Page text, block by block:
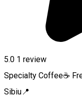
5.0 1 review
Specialty Coffee☕
Sibiu📍